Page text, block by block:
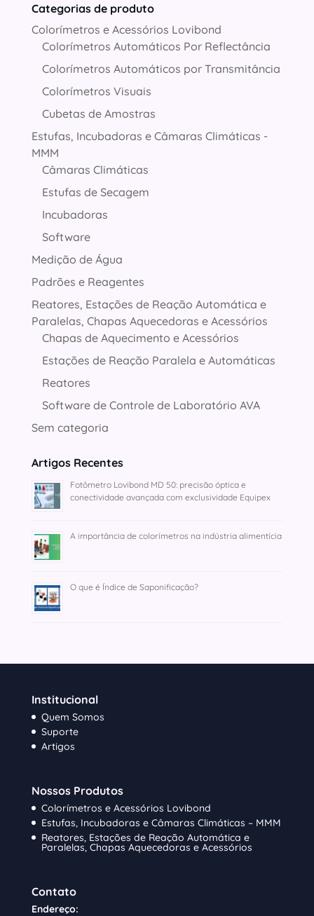
Categorias de produto
Colorímetros e Acessórios Lovibond
Colorímetros Automáticos Por Reflectância
Colorímetros Automáticos por Transmitância
Colorímetros Visuais
Cubetas de Amostras
Estufas, Incubadoras e Câmaras Climáticas -
MMM
Câmaras Climáticas
Estufas de Secagem
Incubadoras
Software
Medição de Água
Padrões e Reagentes
Reatores, Estações de Reação Automática e
Paralelas, Chapas Aquecedoras e Acessórios
Chapas de Aquecimento e Acessórios
Estações de Reação Paralela e Automáticas
Reatores
Software de Controle de Laboratório AVA
Sem categoria
Artigos Recentes
Fotômetro Lovibond MD 50: precisão óptica e
conectividade avançada com exclusividade Equipex
A importância de colorímetros na indústria alimentícia
O que é Índice de Saponificação?
Institucional
Quem Somos
Suporte
Artigos
Nossos Produtos
Colorímetros e Acessórios Lovibond
Estufas, Incubadoras e Câmaras Climáticas – MMM
Reatores, Estações de Reação Automática e
Paralelas, Chapas Aquecedoras e Acessórios
Contato
Endereço: